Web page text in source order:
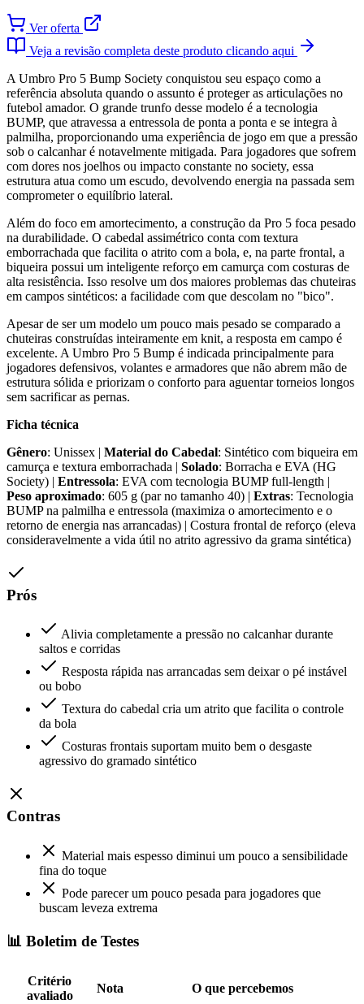
Ver oferta
Veja a revisão completa deste produto clicando aqui
A Umbro Pro 5 Bump Society conquistou seu espaço como a
referência absoluta quando o assunto é proteger as articulações no
futebol amador. O grande trunfo desse modelo é a tecnologia
BUMP, que atravessa a entressola de ponta a ponta e se integra à
palmilha, proporcionando uma experiência de jogo em que a pressão
sob o calcanhar é notavelmente mitigada. Para jogadores que sofrem
com dores nos joelhos ou impacto constante no society, essa
estrutura atua como um escudo, devolvendo energia na passada sem
comprometer o equilíbrio lateral.
Além do foco em amortecimento, a construção da Pro 5 foca pesado
na durabilidade. O cabedal assimétrico conta com textura
emborrachada que facilita o atrito com a bola, e, na parte frontal, a
biqueira possui um inteligente reforço em camurça com costuras de
alta resistência. Isso resolve um dos maiores problemas das chuteiras
em campos sintéticos: a facilidade com que descolam no "bico".
Apesar de ser um modelo um pouco mais pesado se comparado a
chuteiras construídas inteiramente em knit, a resposta em campo é
excelente. A Umbro Pro 5 Bump é indicada principalmente para
jogadores defensivos, volantes e armadores que não abrem mão de
estrutura sólida e priorizam o conforto para aguentar torneios longos
sem sacrificar as pernas.
Ficha técnica
Gênero: Unissex | Material do Cabedal: Sintético com biqueira em
camurça e textura emborrachada | Solado: Borracha e EVA (HG
Society) | Entressola: EVA com tecnologia BUMP full-length |
Peso aproximado: 605 g (par no tamanho 40) | Extras: Tecnologia
BUMP na palmilha e entressola (maximiza o amortecimento e o
retorno de energia nas arrancadas) | Costura frontal de reforço (eleva
consideravelmente a vida útil no atrito agressivo da grama sintética)
Prós
Alivia completamente a pressão no calcanhar durante
saltos e corridas
Resposta rápida nas arrancadas sem deixar o pé instável
ou bobo
Textura do cabedal cria um atrito que facilita o controle
da bola
Costuras frontais suportam muito bem o desgaste
agressivo do gramado sintético
Contras
Material mais espesso diminui um pouco a sensibilidade
fina do toque
Pode parecer um pouco pesada para jogadores que
buscam leveza extrema
📊 Boletim de Testes
Critério
avaliado
Nota
O que percebemos